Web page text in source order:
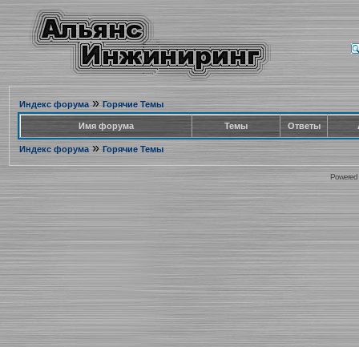
Индекс форума» Горячие Темы
Имя форума Темы Ответы
Индекс форума» Горячие Темы